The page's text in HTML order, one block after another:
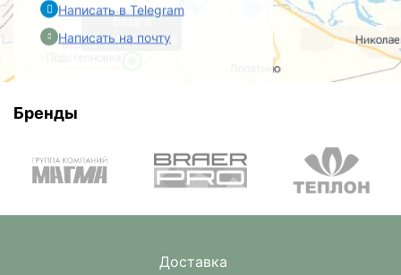
Написать в Telegram
Написать на почту
база в
Преображенке
Бренды
Доставка